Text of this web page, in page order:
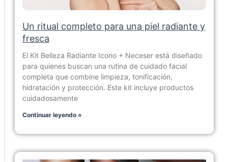
Un ritual completo para una piel radiante y
fresca
El Kit Belleza Radiante Icono + Neceser está diseñado
para quienes buscan una rutina de cuidado facial
completa que combine limpieza, tonificación,
hidratación y protección. Este kit incluye productos
cuidadosamente
Continuar leyendo »